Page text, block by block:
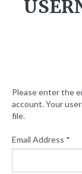
Servicios
Casos
Galería
Galería Las
Please enter the
account. Your
file.
Email Address *